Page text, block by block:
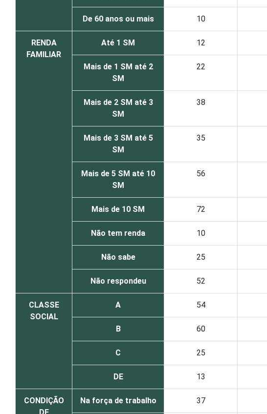
De 60 anos ou mais 10
RENDA
FAMILIAR
Até 1 SM 12
Mais de 1 SM até 2
SM
22
Mais de 2 SM até 3
SM
38
Mais de 3 SM até 5
SM
35
Mais de 5 SM até 10
SM
56
Mais de 10 SM 72
Não tem renda 10
Não sabe 25
Não respondeu 52
CLASSE
SOCIAL
A 54
B 60
C 25
DE 13
CONDIÇÃO
Na força de trabalho 37